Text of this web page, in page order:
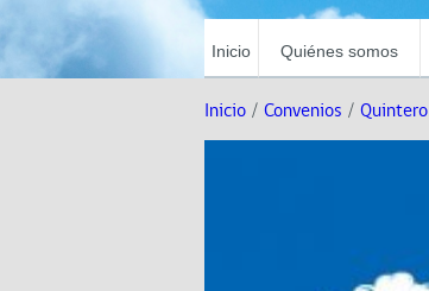
Inicio Quiénes somos
Inicio / Convenios / Quintero